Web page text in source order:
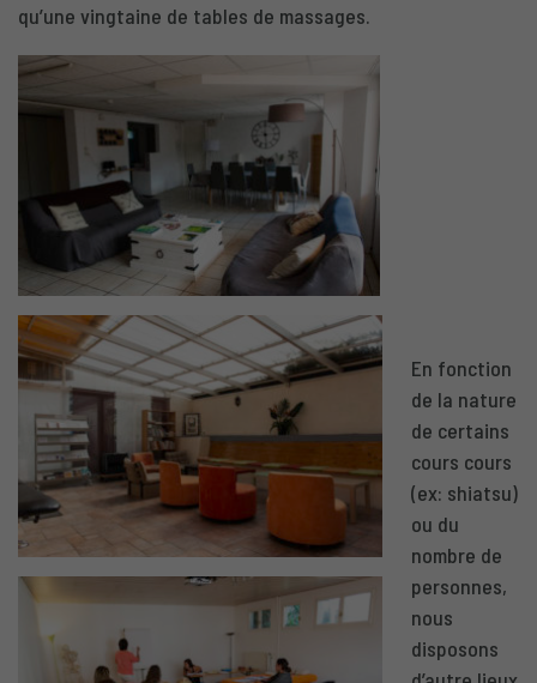
qu’une vingtaine de tables de massages.
En fonction
de la nature
de certains
cours cours
(ex: shiatsu)
ou du
nombre de
personnes,
nous
disposons